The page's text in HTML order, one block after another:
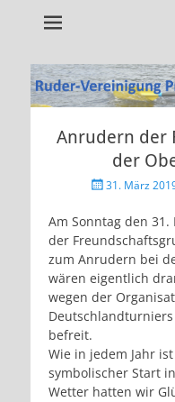
Anrudern der
der
Veröffentlicht
31. März
Am Sonntag den
der
zum Anrudern bei
wären eigentlich
wegen der
befreit.
Wie in jedem Jahr
symbolischer Start
Wetter hatten wir